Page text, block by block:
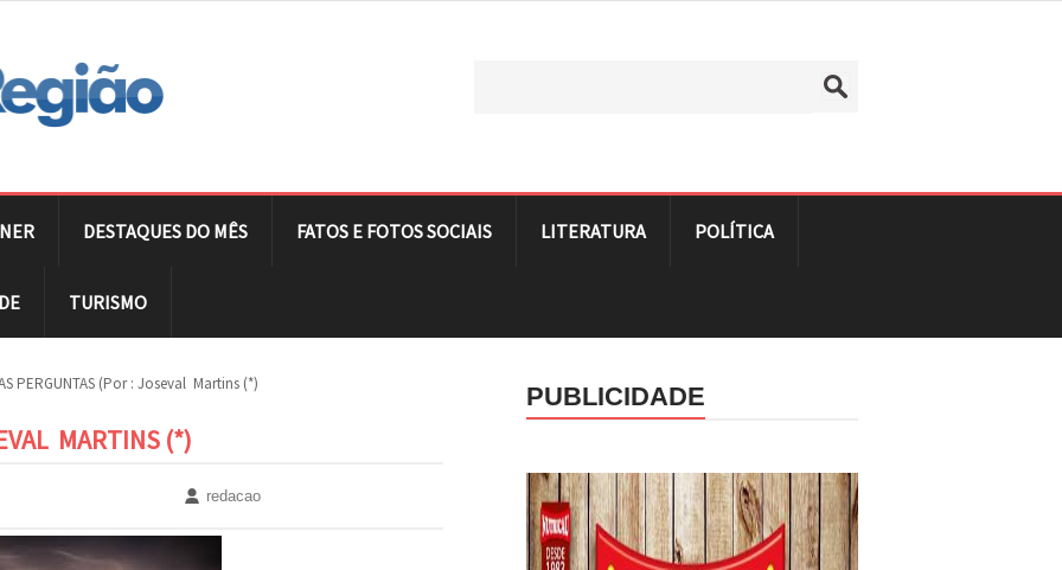
DESTAQUES DO MÊS FATOS E FOTOS SOCIAIS LITERATURA POLÍTICA
TURISMO
PERGUNTAS (Por : Joseval Martins (*)
MARTINS (*)
redacao
PUBLICIDADE